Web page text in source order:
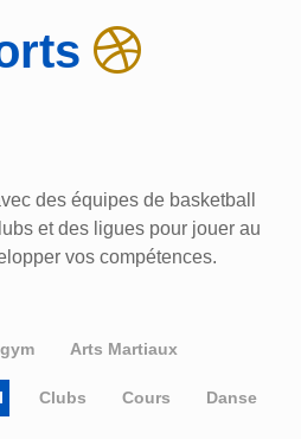
des équipes de basketball
et des ligues pour jouer au
vos compétences.
Arts Martiaux
Clubs Cours Danse